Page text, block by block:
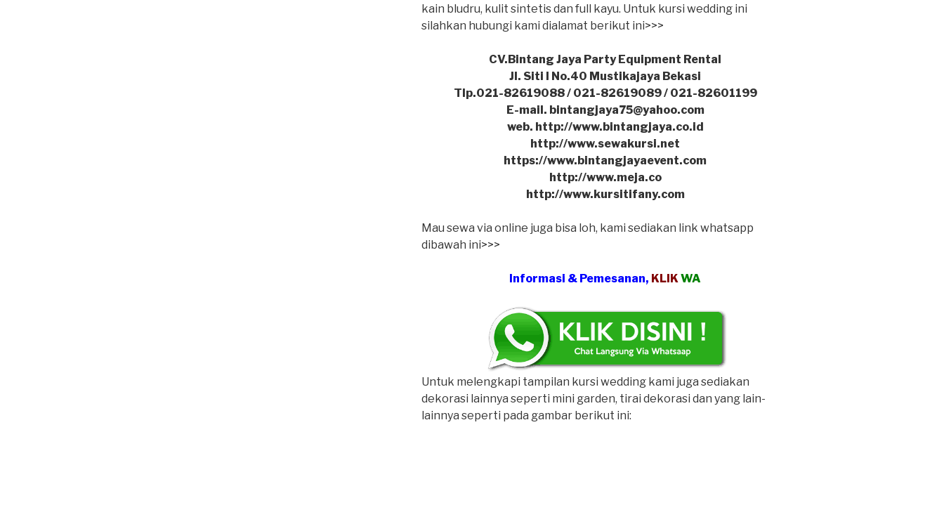
kain bludru, kulit sintetis dan full kayu. Untuk kursi wedding ini
silahkan hubungi kami dialamat berikut ini>>>
CV.Bintang Jaya Party Equipment Rental
Jl. Siti I No.40 Mustikajaya Bekasi
Tlp.021-82619088 / 021-82619089 / 021-82601199
E-mail. bintangjaya75@yahoo.com
web. http://www.bintangjaya.co.id
http://www.sewakursi.net
https://www.bintangjayaevent.com
http://www.meja.co
http://www.kursitifany.com
Mau sewa via online juga bisa loh, kami sediakan link whatsapp
dibawah ini>>>
Informasi & Pemesanan, KLIK WA
Untuk melengkapi tampilan kursi wedding kami juga sediakan
dekorasi lainnya seperti mini garden, tirai dekorasi dan yang lain-
lainnya seperti pada gambar berikut ini: